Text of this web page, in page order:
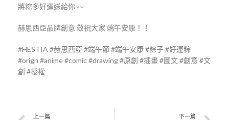
將粽多好運送給你~~
赫思西亞品牌創意 敬祝大家 端午安康！！
#HESTIA #赫思西亞 #端午節 #端午安康 #粽子 #好運粽
#orign #anime #comic #drawing #原創 #插畫 #圖文 #創意 #文
創 #授權
上一篇 下一篇